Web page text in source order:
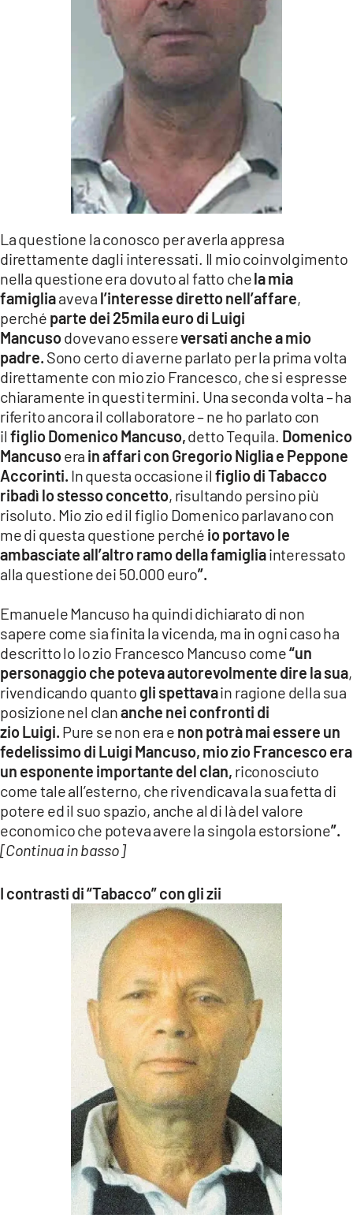
La questione la conosco per averla appresa
direttamente dagli interessati. Il mio coinvolgimento
nella questione era dovuto al fatto chela mia
famigliaaveva l’interesse diretto nell’affare,
perché parte dei 25mila euro di Luigi
Mancusodovevano essereversati anche a mio
padre. Sono certo di averne parlato per la prima volta
direttamente con mio zio Francesco, che si espresse
chiaramente in questi termini. Una seconda volta – ha
riferito ancora il collaboratore – ne ho parlato con
il figlio Domenico Mancuso,detto Tequila. Domenico
Mancusoera in affari con Gregorio Nigliae Peppone
Accorinti. In questa occasione il figlio di Tabacco
ribadì lo stesso concetto, risultando persino più
risoluto. Mio zio ed il figlio Domenico parlavano con
me di questa questione perché io portavo le
ambasciate all’altro ramo della famigliainteressato
alla questione dei 50.000 euro”.
Emanuele Mancuso ha quindi dichiarato di non
sapere come sia finita la vicenda, ma in ogni caso ha
descritto lo lo zio Francesco Mancuso come“un
personaggio che poteva autorevolmente dire la sua,
rivendicando quanto gli spettavain ragione della sua
posizione nel clananche nei confronti di
zioLuigi. Pure se non era e non potrà mai essere un
fedelissimo di Luigi Mancuso, mio zio Francesco era
un esponente importante del clan, riconosciuto
come tale all’esterno, che rivendicava la sua fetta di
potere ed il suo spazio, anche al di là del valore
economico che poteva avere la singola estorsione”.
[Continua in basso]
I contrasti di “Tabacco” con gli zii